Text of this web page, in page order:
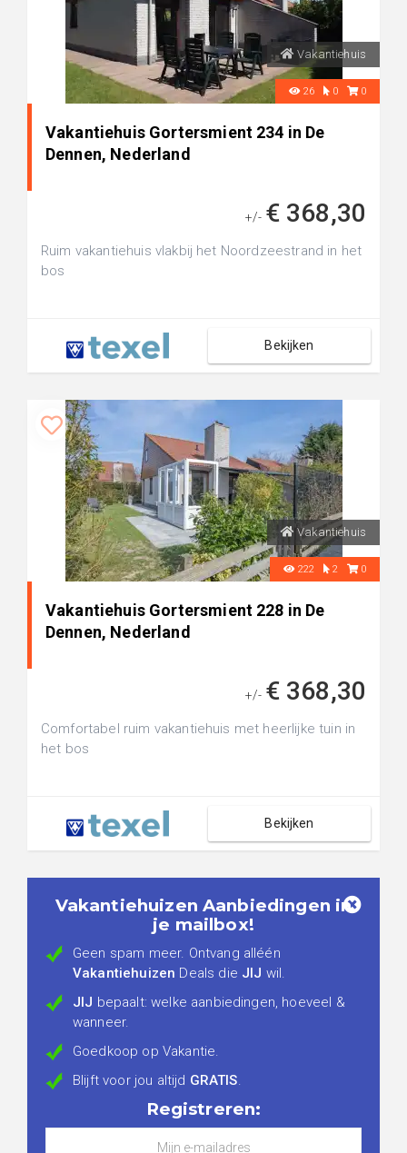
Vakantiehuis
26 0 0
Vakantiehuis Gortersmient 234 in De
Dennen, Nederland
+/- € 368,30
Ruim vakantiehuis vlakbij het Noordzeestrand in het
bos
Bekijken
Vakantiehuis
222 2 0
Vakantiehuis Gortersmient 228 in De
Dennen, Nederland
+/- € 368,30
Comfortabel ruim vakantiehuis met heerlijke tuin in
het bos
Bekijken
Vakantiehuizen Aanbiedingen in
je mailbox!
Geen spam meer. Ontvang alléén
Vakantiehuizen Deals die JIJ wil.
JIJ bepaalt: welke aanbiedingen, hoeveel &
wanneer.
Goedkoop op Vakantie.
Blijft voor jou altijd GRATIS.
Registreren: